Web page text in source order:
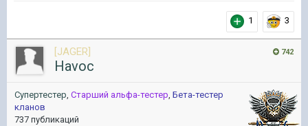
1 3
742
[JAGER]
Havoc
Супертестер, Старший альфа-тестер, Бета-тестер
кланов
737 публикаций